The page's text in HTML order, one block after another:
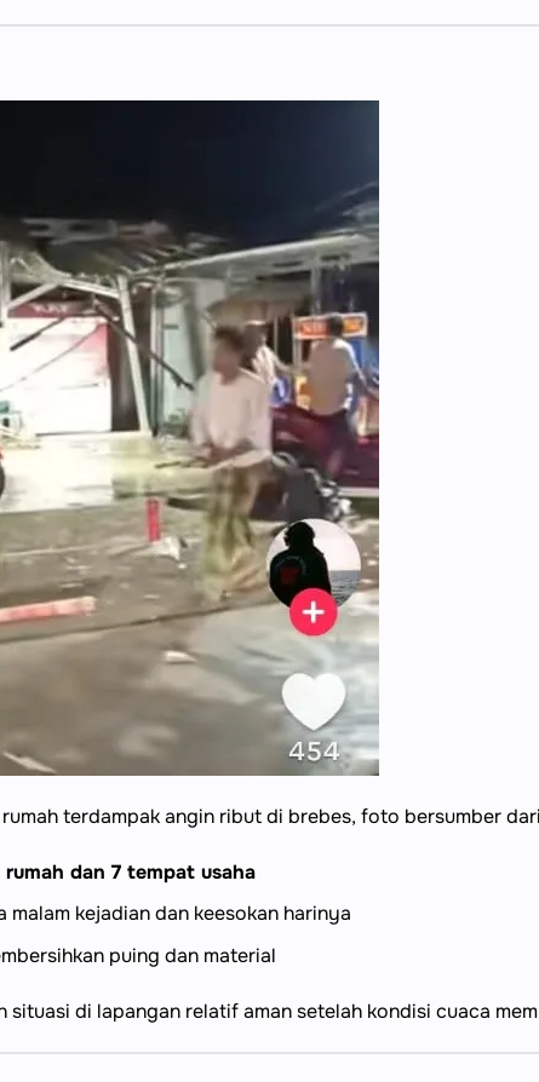
terdampak angin ribut di brebes, foto bersumber
rumah dan 7 tempat usaha
kejadian dan keesokan harinya
puing dan material
di lapangan relatif aman setelah kondisi cuaca